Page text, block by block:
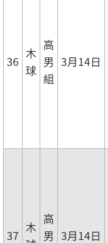
36
木
球
高
男
組
3月14日
37
木
高
男 3月14日